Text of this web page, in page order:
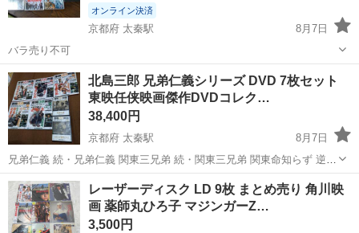
オンライン決済
京都府 太秦駅
8月7日
バラ売り不可
京都 京都市 太秦駅 DVD/ブルーレイ
北島三郎 兄弟仁義シリーズ DVD 7枚セット
東映任侠映画傑作DVDコレク…
38,400円
京都府 太秦駅
8月7日
兄弟仁義 続・兄弟仁義 関東三兄弟 続・関東三兄弟 関東命知らず 逆縁
の盃 関東兄貴分 鶴田浩二 藤純子 村田英雄 若山富三郎 山城新伍 俊藤
浩滋 山下耕作 里見浩太朗 待田京介 松方弘樹 安部徹 大木実 菅原文太
金子信...
京都 京都市 太秦駅 DVD/ブルーレイ DVD
レーザーディスク LD 9枚 まとめ売り 角川映
画 薬師丸ひろ子 マジンガーZ…
3,500円